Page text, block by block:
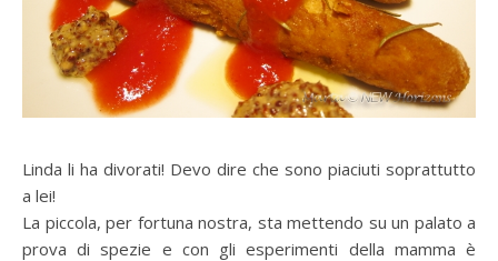
Linda li ha divorati! Devo dire che sono piaciuti soprattutto
a lei!
La piccola, per fortuna nostra, sta mettendo su un palato a
prova di spezie e con gli esperimenti della mamma è